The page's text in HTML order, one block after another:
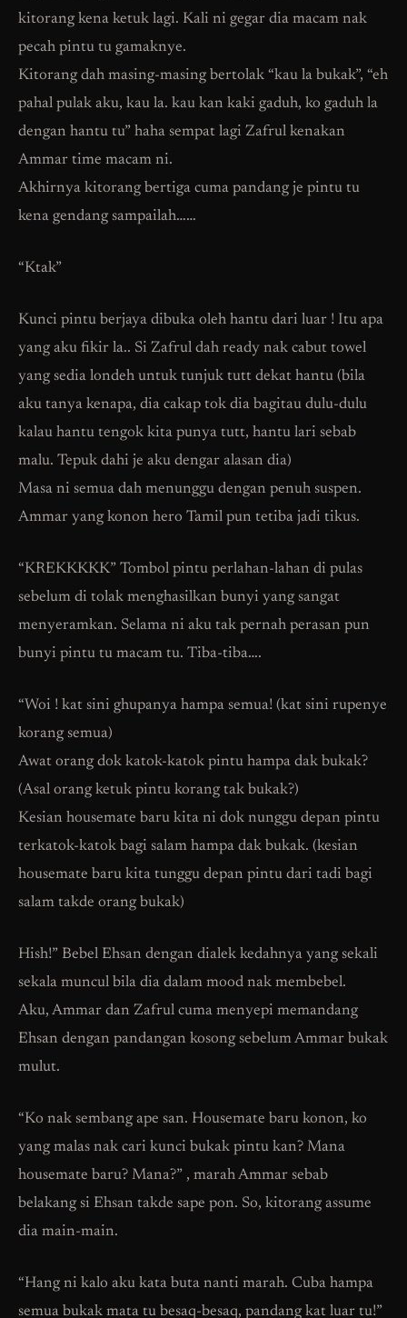
kitorang kena ketuk lagi. Kali ni gegar dia macam nak
pecah pintu tu gamaknye.
Kitorang dah masing-masing bertolak “kau la bukak”, “eh
pahal pulak aku, kau la. kau kan kaki gaduh, ko gaduh la
dengan hantu tu” haha sempat lagi Zafrul kenakan
Ammar time macam ni.
Akhirnya kitorang bertiga cuma pandang je pintu tu
kena gendang sampailah……
“Ktak”
Kunci pintu berjaya dibuka oleh hantu dari luar ! Itu apa
yang aku fikir la.. Si Zafrul dah ready nak cabut towel
yang sedia londeh untuk tunjuk tutt dekat hantu (bila
aku tanya kenapa, dia cakap tok dia bagitau dulu-dulu
kalau hantu tengok kita punya tutt, hantu lari sebab
malu. Tepuk dahi je aku dengar alasan dia)
Masa ni semua dah menunggu dengan penuh suspen.
Ammar yang konon hero Tamil pun tetiba jadi tikus.
“KREKKKKK” Tombol pintu perlahan-lahan di pulas
sebelum di tolak menghasilkan bunyi yang sangat
menyeramkan. Selama ni aku tak pernah perasan pun
bunyi pintu tu macam tu. Tiba-tiba….
“Woi ! kat sini ghupanya hampa semua! (kat sini rupenye
korang semua)
Awat orang dok katok-katok pintu hampa dak bukak?
(Asal orang ketuk pintu korang tak bukak?)
Kesian housemate baru kita ni dok nunggu depan pintu
terkatok-katok bagi salam hampa dak bukak. (kesian
housemate baru kita tunggu depan pintu dari tadi bagi
salam takde orang bukak)
Hish!” Bebel Ehsan dengan dialek kedahnya yang sekali
sekala muncul bila dia dalam mood nak membebel.
Aku, Ammar dan Zafrul cuma menyepi memandang
Ehsan dengan pandangan kosong sebelum Ammar bukak
mulut.
“Ko nak sembang ape san. Housemate baru konon, ko
yang malas nak cari kunci bukak pintu kan? Mana
housemate baru? Mana?” , marah Ammar sebab
belakang si Ehsan takde sape pon. So, kitorang assume
dia main-main.
“Hang ni kalo aku kata buta nanti marah. Cuba hampa
semua bukak mata tu besaq-besaq, pandang kat luar tu!”